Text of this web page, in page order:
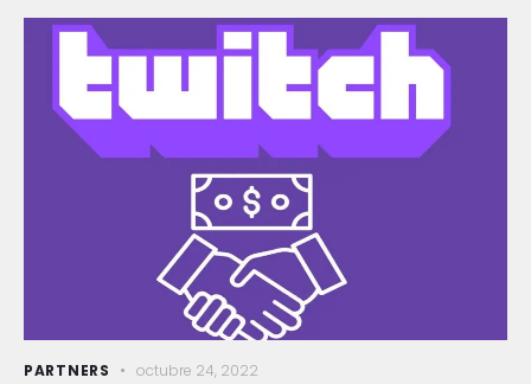
PARTNERS octubre 24, 2022